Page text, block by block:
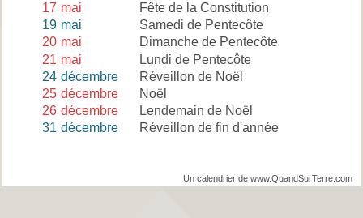
17 mai
Fête de la Constitution
19 mai
Samedi de Pentecôte
20 mai
Dimanche de Pentecôte
21 mai
Lundi de Pentecôte
24 décembre
Réveillon de Noël
25 décembre
Noël
26 décembre
Lendemain de Noël
31 décembre Réveillon de fin d'année
Un calendrier de www.QuandSurTerre.com